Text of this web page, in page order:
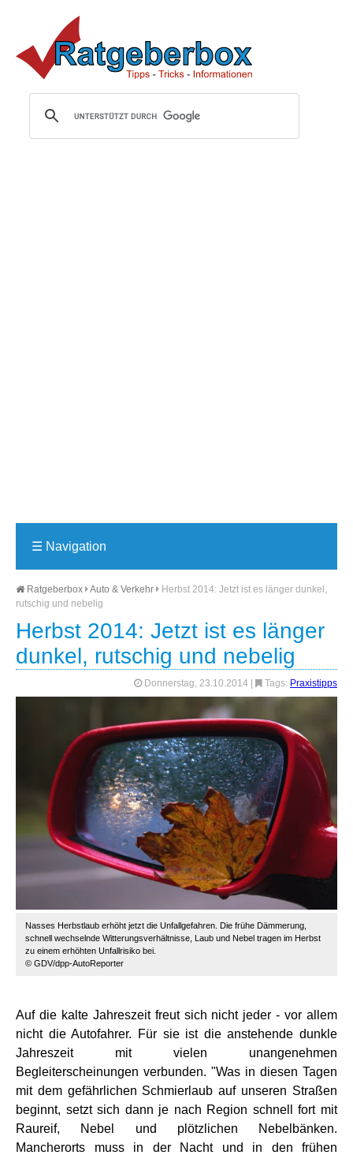
☰ Navigation
Ratgeberbox Auto & Verkehr
Herbst 2014: Jetzt ist es länger dunkel,
rutschig und nebelig
Herbst 2014: Jetzt ist es länger
dunkel, rutschig und nebelig
Donnerstag, 23.10.2014 Tags: Praxistipps
Nasses Herbstlaub erhöht jetzt die Unfallgefahren. Die frühe Dämmerung,
schnell wechselnde Witterungsverhältnisse, Laub und Nebel tragen im Herbst
zu einem erhöhten Unfallrisiko bei.
© GDV/dpp-AutoReporter
Auf die kalte Jahreszeit freut sich nicht jeder - vor allem
nicht die Autofahrer. Für sie ist die anstehende dunkle
Jahreszeit mit vielen unangenehmen
Begleiterscheinungen verbunden. "Was in diesen Tagen
mit dem gefährlichen Schmierlaub auf unseren Straßen
beginnt, setzt sich dann je nach Region schnell fort mit
Raureif, Nebel und plötzlichen Nebelbänken.
Mancherorts muss in der Nacht und in den frühen